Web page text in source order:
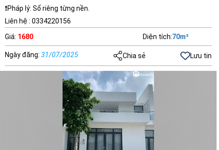
❗Pháp lý: Sổ riêng từng nền.
Liên hệ : 0334220156
Giá: 1680 Diện tích:70m²
Ngày đăng: 31/07/2025 Chia sẻ Lưu tin